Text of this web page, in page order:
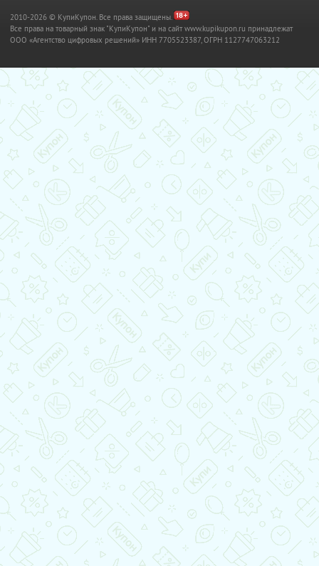
2010-2026 © КупиКупон. Все права защищены.
Все права на товарный знак "КупиКупон" и на сайт www.kupikupon.ru принадлежат
OOO «Агентство цифровых решений» ИНН 7705523387, ОГРН 1127747063212